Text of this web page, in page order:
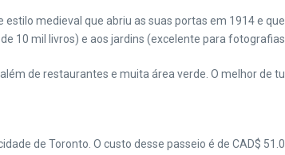
estilo medieval que abriu as suas portas em 1914 e
10 mil livros) e aos jardins (excelente para
de restaurantes e muita área verde. O melhor de
de Toronto. O custo desse passeio é de CAD$